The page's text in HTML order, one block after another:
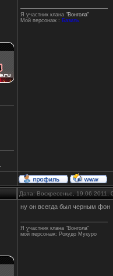
Я участник клана "Вонгола"
Мой персонаж : Базиль
Дата: Воскресенье,
ну он всегда был черным фон
Я участник клана "Вонгола"
мой персонаж: Рокудо Мукуро